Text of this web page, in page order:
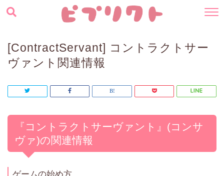
[ContractServant] コントラクトサー
ヴァント関連情報
『コントラクトサーヴァント』(コンサ
ヴァ)の関連情報